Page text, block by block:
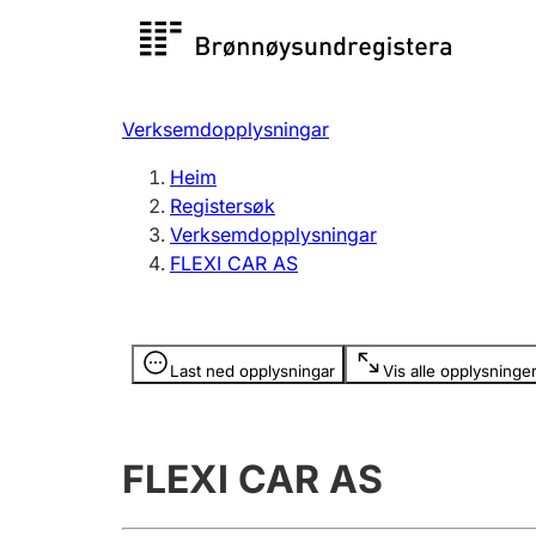
Registersøk
Registrere, endre, slette
Verksemdopplysningar
Heim
Registersøk
Verksemdopplysningar
FLEXI CAR AS
Last ned opplysningar Vis alle opplysninger
Opplysninger er skjult
FLEXI CAR AS